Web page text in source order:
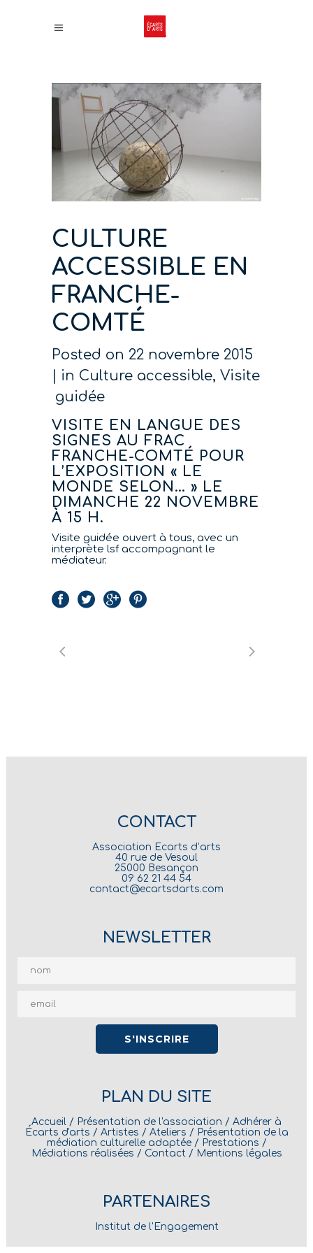
CULTURE
ACCESSIBLE EN
FRANCHE-
COMTÉ
Posted on 22 novembre 2015
in Culture accessible, Visite
guidée
VISITE EN LANGUE DES
SIGNES AU FRAC
FRANCHE-COMTÉ POUR
L’EXPOSITION « LE
MONDE SELON… » LE
DIMANCHE 22 NOVEMBRE
À 15 H.
Visite guidée ouvert à tous, avec un
interprète lsf accompagnant le
médiateur.
CONTACT
Association Ecarts d’arts
40 rue de Vesoul
25000 Besançon
09 62 21 44 54
contact@ecartsdarts.com
NEWSLETTER
PLAN DU SITE
Accueil / Présentation de l'association / Adhérer à
Écarts d'arts / Artistes / Ateliers / Présentation de la
médiation culturelle adaptée/ Prestations /
Médiations réalisées / Contact/ Mentions légales
PARTENAIRES
Institut de l'Engagement